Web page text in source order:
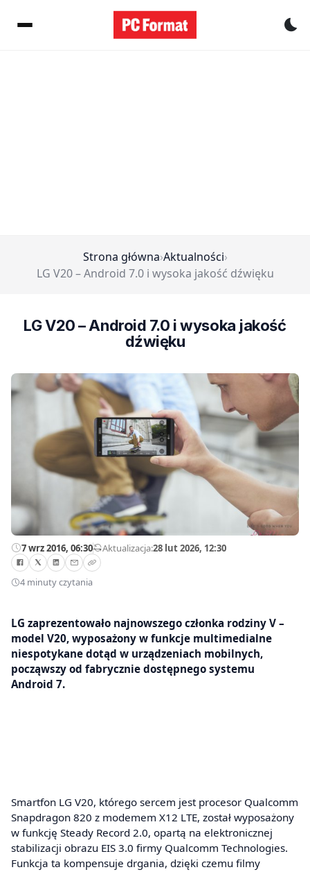
Strona główna›Aktualności›
LG V20 – Android 7.0 i wysoka jakość dźwięku
LG V20 – Android 7.0 i wysoka jakość
dźwięku
7 wrz 2016, 06:30—Aktualizacja:28 lut 2026, 12:30
4 minuty czytania
LG zaprezentowało najnowszego członka rodziny V –
model V20, wyposażony w funkcje multimedialne
niespotykane dotąd w urządzeniach mobilnych,
począwszy od fabrycznie dostępnego systemu
Android 7.
Smartfon LG V20, którego sercem jest procesor Qualcomm
Snapdragon 820 z modemem X12 LTE, został wyposażony
w funkcję Steady Record 2.0, opartą na elektronicznej
stabilizacji obrazu EIS 3.0 firmy Qualcomm Technologies.
Funkcja ta kompensuje drgania, dzięki czemu filmy